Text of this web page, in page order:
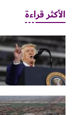
الأكثر قراءة